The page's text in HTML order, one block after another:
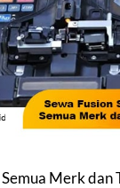
Merk dan